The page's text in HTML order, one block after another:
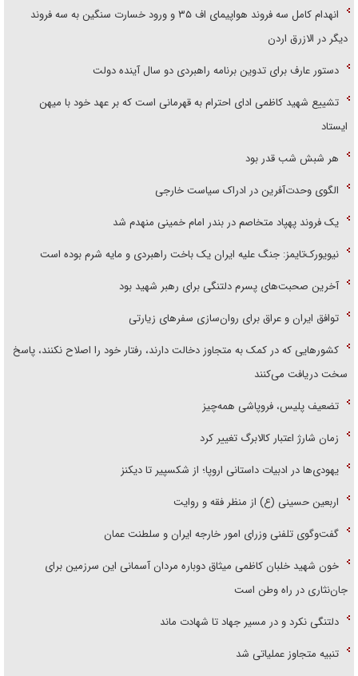
انهدام کامل سه فروند هواپیمای اف ۳۵ و ورود خسارت سنگین به سه فروند
دیگر در الازرق اردن
دستور عارف برای تدوین برنامه راهبردی دو سال آینده دولت
تشییع شهید کاظمی ادای احترام به قهرمانی است که بر عهد خود با میهن
ایستاد
هر شبش شب قدر بود
الگوی وحدت‌آفرین در ادراک سیاست خارجی
یک فروند پهپاد متخاصم در بندر امام خمینی منهدم شد
نیویورک‌تایمز: جنگ علیه ایران یک باخت راهبردی و مایه شرم بوده است
آخرین صحبت‌های پسرم دلتنگی برای رهبر شهید بود
توافق ایران و عراق برای روان‌سازی سفر‌های زیارتی
کشور‌هایی که در کمک به متجاوز دخالت دارند، رفتار خود را اصلاح نکنند، پاسخ
سخت دریافت می‌کنند
تضعیف پلیس، فروپاشی همه‌چیز
زمان شارژ اعتبار کالابرگ تغییر کرد
یهودی‌ها در ادبیات داستانی اروپا؛ از شکسپیر تا دیکنز
اربعین حسینی (ع) از منظر فقه و روایت
گفت‌وگوی تلفنی وزرای امور خارجه ایران و سلطنت عمان
خون شهید خلبان کاظمی میثاق دوباره مردان آسمانی این سرزمین برای
جان‌نثاری در راه وطن است
دلتنگی نکرد و در مسیر جهاد تا شهادت ماند
تنبیه متجاوز عملیاتی شد